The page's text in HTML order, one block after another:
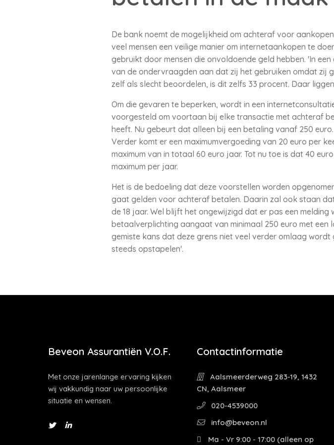
De bank noemt de mogelijkheid om achteraf voor
veel mensen een veilige manier om internetaankopen te
gebruikt door mensen die onvoldoende geld hebben. 'In
van de ondervraagden aan dat zij het gebruiken omdat zij
zelf als slecht beoordelen, is dit zelfs 33 procent. Daar liggen
Om die gevaren te beperken, wordt in een
voorgesteld om voortaan bij elke transactie met achteraf
heeft. Nu gebeurt dat alleen bij een betaling vanaf 250 euro.
Verder komt er een maximumvergoeding van 20 euro per
maximum van in totaal 60 euro jaar. Tot nu toe is dat 40
maximum per jaar.
Het is de bedoeling dat deze voorstellen worden
gaat gelden voor achteraf betalen. Daarin zal ook staan
de 18 jaar. Wel blijft het ongewijzigd dat er pas een
betaalverplichting aangaat van minimaal 250 euro met een
gemiste kans dat deze grens niet veel verder omlaag
steeds opstapelen'.
Beveon Assurantiën V.O.F.
Met onze jarenlange ervaring kijken
wij vakkundig naar uw persoonlijke
situatie en wensen.
Contactinformatie
Aalsmeerderweg 283-19, 1432
CN, Aalsmeer
020-4539000
info@beveon.nl
Ma - Vr 9:00 - 17:00 (alleen op